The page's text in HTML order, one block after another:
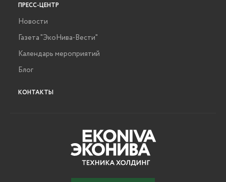
ПРЕСС-ЦЕНТР
Новости
Газета "ЭкоНива-Вести"
Календарь мероприятий
Блог
КОНТАКТЫ